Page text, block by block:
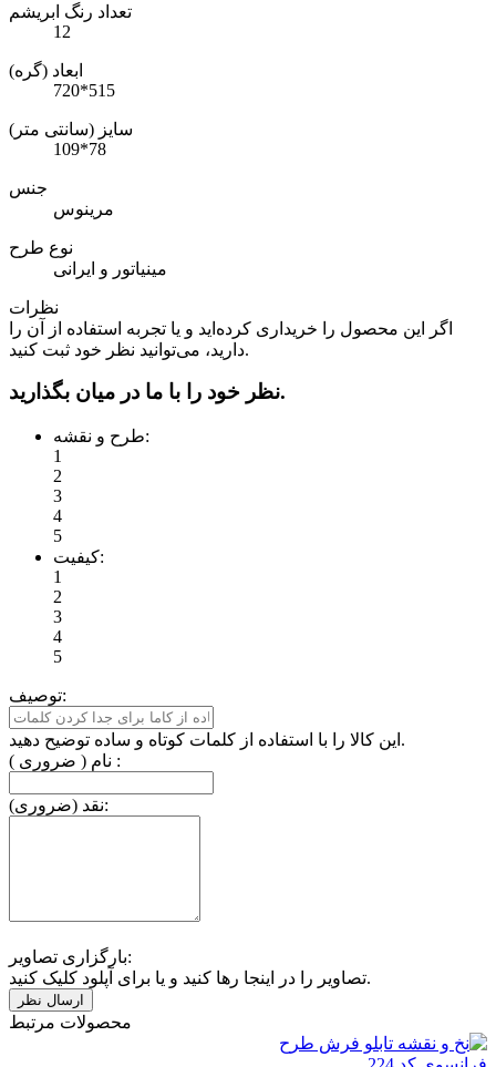
تعداد رنگ ابریشم
12
ابعاد (گره)
720*515
سایز (سانتی متر)
109*78
جنس
مرینوس
نوع طرح
مینیاتور و ایرانی
نظرات
اگر این محصول را خریداری کرده‌اید و یا تجربه استفاده از آن را
دارید، می‌توانید نظر خود ثبت کنید.
نظر خود را با ما در میان بگذارید.
طرح و نقشه:
1
2
3
4
5
کیفیت:
1
2
3
4
5
توصیف:
این کالا را با استفاده از کلمات کوتاه و ساده توضیح دهید.
نام ( ضروری ) :
نقد (ضروری):
بارگزاری تصاویر:
تصاویر را در اینجا رها کنید و یا برای آپلود کلیک کنید.
محصولات مرتبط